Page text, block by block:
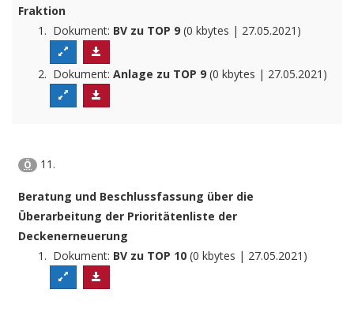
Fraktion
Dokument: BV zu TOP 9 (0 kbytes | 27.05.2021)
Dokument: Anlage zu TOP 9 (0 kbytes | 27.05.2021)
Ö 11.
Beratung und Beschlussfassung über die
Überarbeitung der Prioritätenliste der
Deckenerneuerung
Dokument: BV zu TOP 10 (0 kbytes | 27.05.2021)